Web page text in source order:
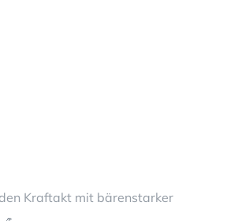
Kraftakt mit bärenstarker